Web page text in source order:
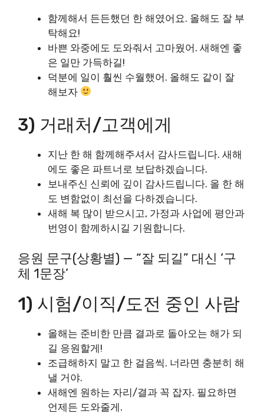
함께해서 든든했던 한 해였어요. 올해도 잘 부
탁해요!
바쁜 와중에도 도와줘서 고마웠어. 새해엔 좋
은 일만 가득하길!
덕분에 일이 훨씬 수월했어. 올해도 같이 잘
해보자
3) 거래처/고객에게
지난 한 해 함께해주셔서 감사드립니다. 새해
에도 좋은 파트너로 보답하겠습니다.
보내주신 신뢰에 깊이 감사드립니다. 올 한 해
도 변함없이 최선을 다하겠습니다.
새해 복 많이 받으시고, 가정과 사업에 평안과
번영이 함께하시길 기원합니다.
응원 문구(상황별) — “잘 되길” 대신 ‘구
체 1문장’
1) 시험/이직/도전 중인 사람
올해는 준비한 만큼 결과로 돌아오는 해가 되
길 응원할게!
조급해하지 말고 한 걸음씩. 너라면 충분히 해
낼 거야.
새해엔 원하는 자리/결과 꼭 잡자. 필요하면
언제든 도와줄게.